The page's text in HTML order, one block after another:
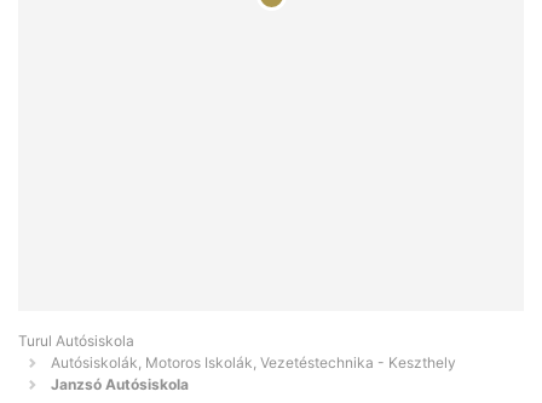
Turul Autósiskola
Autósiskolák, Motoros Iskolák, Vezetéstechnika - Keszthely
Janzsó Autósiskola